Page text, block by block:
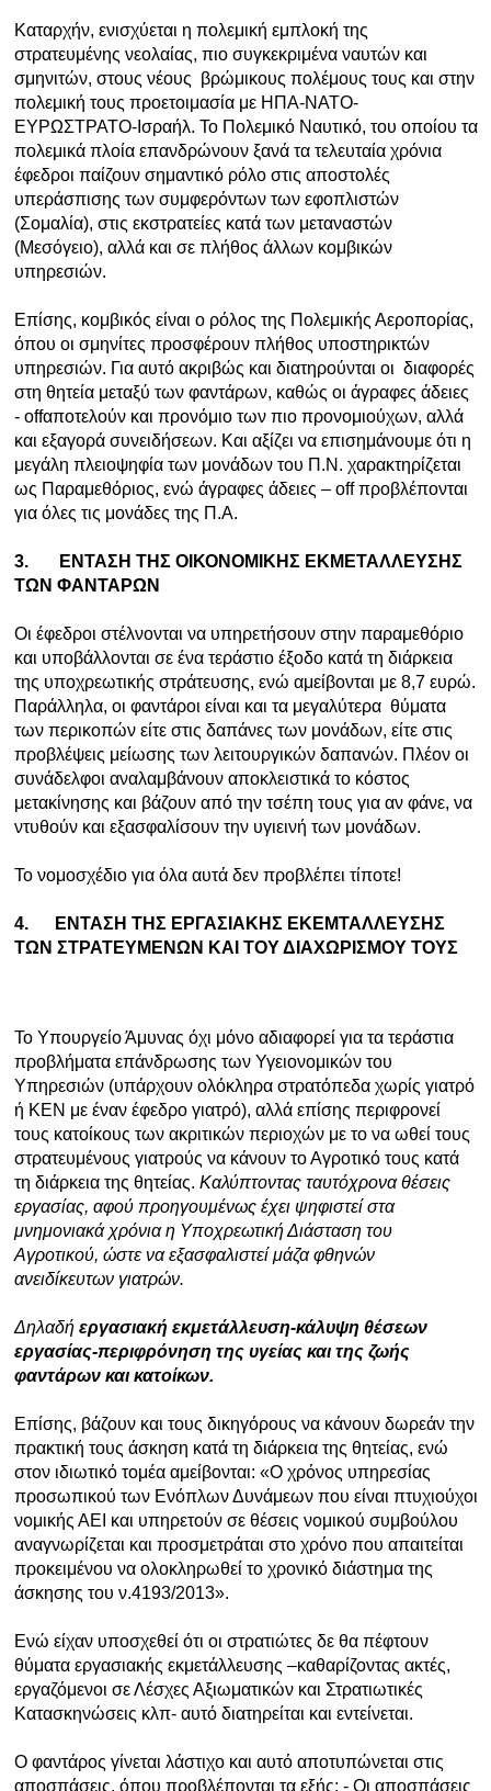
Καταρχήν, ενισχύεται η πολεμική εμπλοκή της
στρατευμένης νεολαίας, πιο συγκεκριμένα ναυτών και
σμηνιτών, στους νέους βρώμικους πολέμους τους και στην
πολεμική τους προετοιμασία με ΗΠΑ-ΝΑΤΟ-
ΕΥΡΩΣΤΡΑΤΟ-Ισραήλ. Το Πολεμικό Ναυτικό, του οποίου τα
πολεμικά πλοία επανδρώνουν ξανά τα τελευταία χρόνια
έφεδροι παίζουν σημαντικό ρόλο στις αποστολές
υπεράσπισης των συμφερόντων των εφοπλιστών
(Σομαλία), στις εκστρατείες κατά των μεταναστών
(Μεσόγειο), αλλά και σε πλήθος άλλων κομβικών
υπηρεσιών.
Επίσης, κομβικός είναι ο ρόλος της Πολεμικής Αεροπορίας,
όπου οι σμηνίτες προσφέρουν πλήθος υποστηρικτών
υπηρεσιών. Για αυτό ακριβώς και διατηρούνται οι διαφορές
στη θητεία μεταξύ των φαντάρων, καθώς οι άγραφες άδειες
- offαποτελούν και προνόμιο των πιο προνομιούχων, αλλά
και εξαγορά συνειδήσεων. Και αξίζει να επισημάνουμε ότι η
μεγάλη πλειοψηφία των μονάδων του Π.Ν. χαρακτηρίζεται
ως Παραμεθόριος, ενώ άγραφες άδειες – off προβλέπονται
για όλες τις μονάδες της Π.Α.
3.
ΕΝΤΑΣΗ ΤΗΣ ΟΙΚΟΝΟΜΙΚΗΣ ΕΚΜΕΤΑΛΛΕΥΣΗΣ
ΤΩΝ ΦΑΝΤΑΡΩΝ
Οι έφεδροι στέλνονται να υπηρετήσουν στην παραμεθόριο
και υποβάλλονται σε ένα τεράστιο έξοδο κατά τη διάρκεια
της υποχρεωτικής στράτευσης, ενώ αμείβονται με 8,7 ευρώ.
Παράλληλα, οι φαντάροι είναι και τα μεγαλύτερα θύματα
των περικοπών είτε στις δαπάνες των μονάδων, είτε στις
προβλέψεις μείωσης των λειτουργικών δαπανών. Πλέον οι
συνάδελφοι αναλαμβάνουν αποκλειστικά το κόστος
μετακίνησης και βάζουν από την τσέπη τους για αν φάνε, να
ντυθούν και εξασφαλίσουν την υγιεινή των μονάδων.
Το νομοσχέδιο για όλα αυτά δεν προβλέπει τίποτε!
4.
ΕΝΤΑΣΗ ΤΗΣ ΕΡΓΑΣΙΑΚΗΣ ΕΚΕΜΤΑΛΛΕΥΣΗΣ
ΤΩΝ ΣΤΡΑΤΕΥΜΕΝΩΝ ΚΑΙ ΤΟΥ ΔΙΑΧΩΡΙΣΜΟΥ ΤΟΥΣ
Το Υπουργείο Άμυνας όχι μόνο αδιαφορεί για τα τεράστια
προβλήματα επάνδρωσης των Υγειονομικών του
Υπηρεσιών (υπάρχουν ολόκληρα στρατόπεδα χωρίς γιατρό
ή ΚΕΝ με έναν έφεδρο γιατρό), αλλά επίσης περιφρονεί
τους κατοίκους των ακριτικών περιοχών με το να ωθεί τους
στρατευμένους γιατρούς να κάνουν το Αγροτικό τους κατά
τη διάρκεια της θητείας. Καλύπτοντας ταυτόχρονα θέσεις
εργασίας, αφού προηγουμένως έχει ψηφιστεί στα
μνημονιακά χρόνια η Υποχρεωτική Διάσταση του
Αγροτικού, ώστε να εξασφαλιστεί μάζα φθηνών
ανειδίκευτων γιατρών.
Δηλαδή εργασιακή εκμετάλλευση-κάλυψη θέσεων
εργασίας-περιφρόνηση της υγείας και της ζωής
φαντάρων και κατοίκων.
Επίσης, βάζουν και τους δικηγόρους να κάνουν δωρεάν την
πρακτική τους άσκηση κατά τη διάρκεια της θητείας, ενώ
στον ιδιωτικό τομέα αμείβονται: «Ο χρόνος υπηρεσίας
προσωπικού των Ενόπλων Δυνάμεων που είναι πτυχιούχοι
νομικής ΑΕΙ και υπηρετούν σε θέσεις νομικού συμβούλου
αναγνωρίζεται και προσμετράται στο χρόνο που απαιτείται
προκειμένου να ολοκληρωθεί το χρονικό διάστημα της
άσκησης του ν.4193/2013».
Ενώ είχαν υποσχεθεί ότι οι στρατιώτες δε θα πέφτουν
θύματα εργασιακής εκμετάλλευσης –καθαρίζοντας ακτές,
εργαζόμενοι σε Λέσχες Αξιωματικών και Στρατιωτικές
Κατασκηνώσεις κλπ- αυτό διατηρείται και εντείνεται.
Ο φαντάρος γίνεται λάστιχο και αυτό αποτυπώνεται στις
αποσπάσεις, όπου προβλέπονται τα εξής: - Οι αποσπάσεις